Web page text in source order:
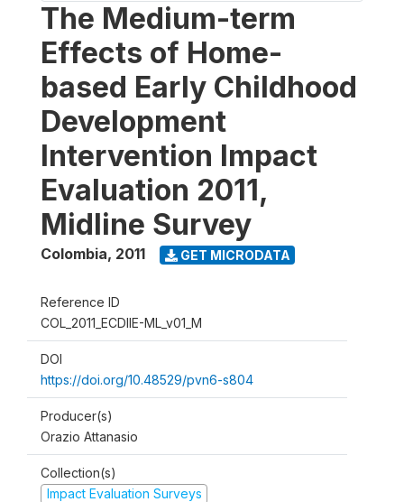
The Medium-term
Effects of Home-
based Early Childhood
Development
Intervention Impact
Evaluation 2011,
Midline Survey
Colombia, 2011 GET MICRODATA
Reference ID
COL_2011_ECDIIE-ML_v01_M
DOI
https://doi.org/10.48529/pvn6-s804
Producer(s)
Orazio Attanasio
Collection(s)
Impact Evaluation Surveys